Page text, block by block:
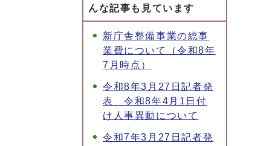
んな記事も見ています
新庁舎整備事業の総事
業費について（令和8年
7月時点）
令和8年3月27日記者発
表 令和8年4月1日付
け人事異動について
令和7年3月27日記者発